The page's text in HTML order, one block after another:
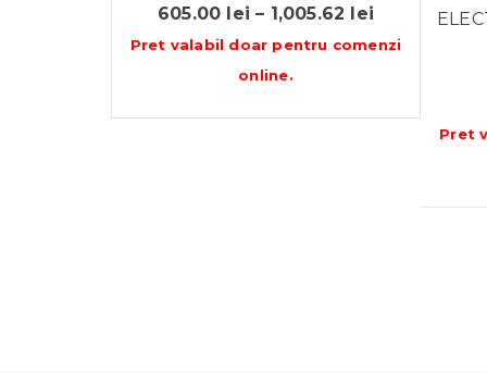
605.00 lei – 1,005.62 lei Interval
de
Pret valabil doar pentru comenzi
online.
Pret